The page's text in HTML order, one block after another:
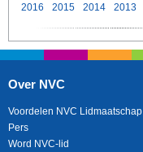
2016
2015 2014 2013
Over NVC
Voordelen NVC Lidmaatschap
Pers
Word NVC-lid